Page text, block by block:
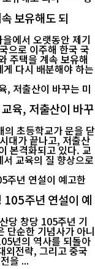
보유해도 되
에서 오랫동안 제기
으로 이주해 한국 국
주택을 계속 보유해
다시 배분해야 하는
육, 저출산이 바꾸
초등학교가 문을 닫
대가 끝나고, 저출산
본격화되고 있다. 교
교육의 질 향상으로
주년 연설이 예
당 창당 105주년 기
단순한 기념사가 아니
년의 역사를 되돌아
외전략, 그리고 중국
을 ...